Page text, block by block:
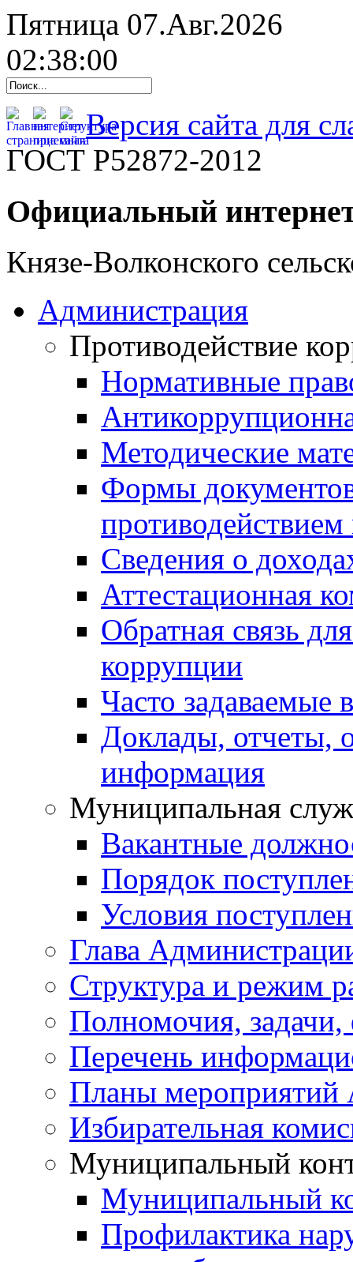
Пятница 07.Авг.2026
02:38:01
Версия сайта для
ГОСТ Р52872-2012
Официальный
Князе-Волконского
Администрация
Противодействие
Нормативные
Методические
Формы
Сведения о
Аттестационная
Обратная связь
коррупции
Часто задаваемые
Доклады, отчеты,
информация
Муниципальная
Вакантные
Порядок
Условия
Глава
Структура и режим
Полномочия,
Перечень
Планы мероприятий
Избирательная
Муниципальный
Муниципальный
Профилактика